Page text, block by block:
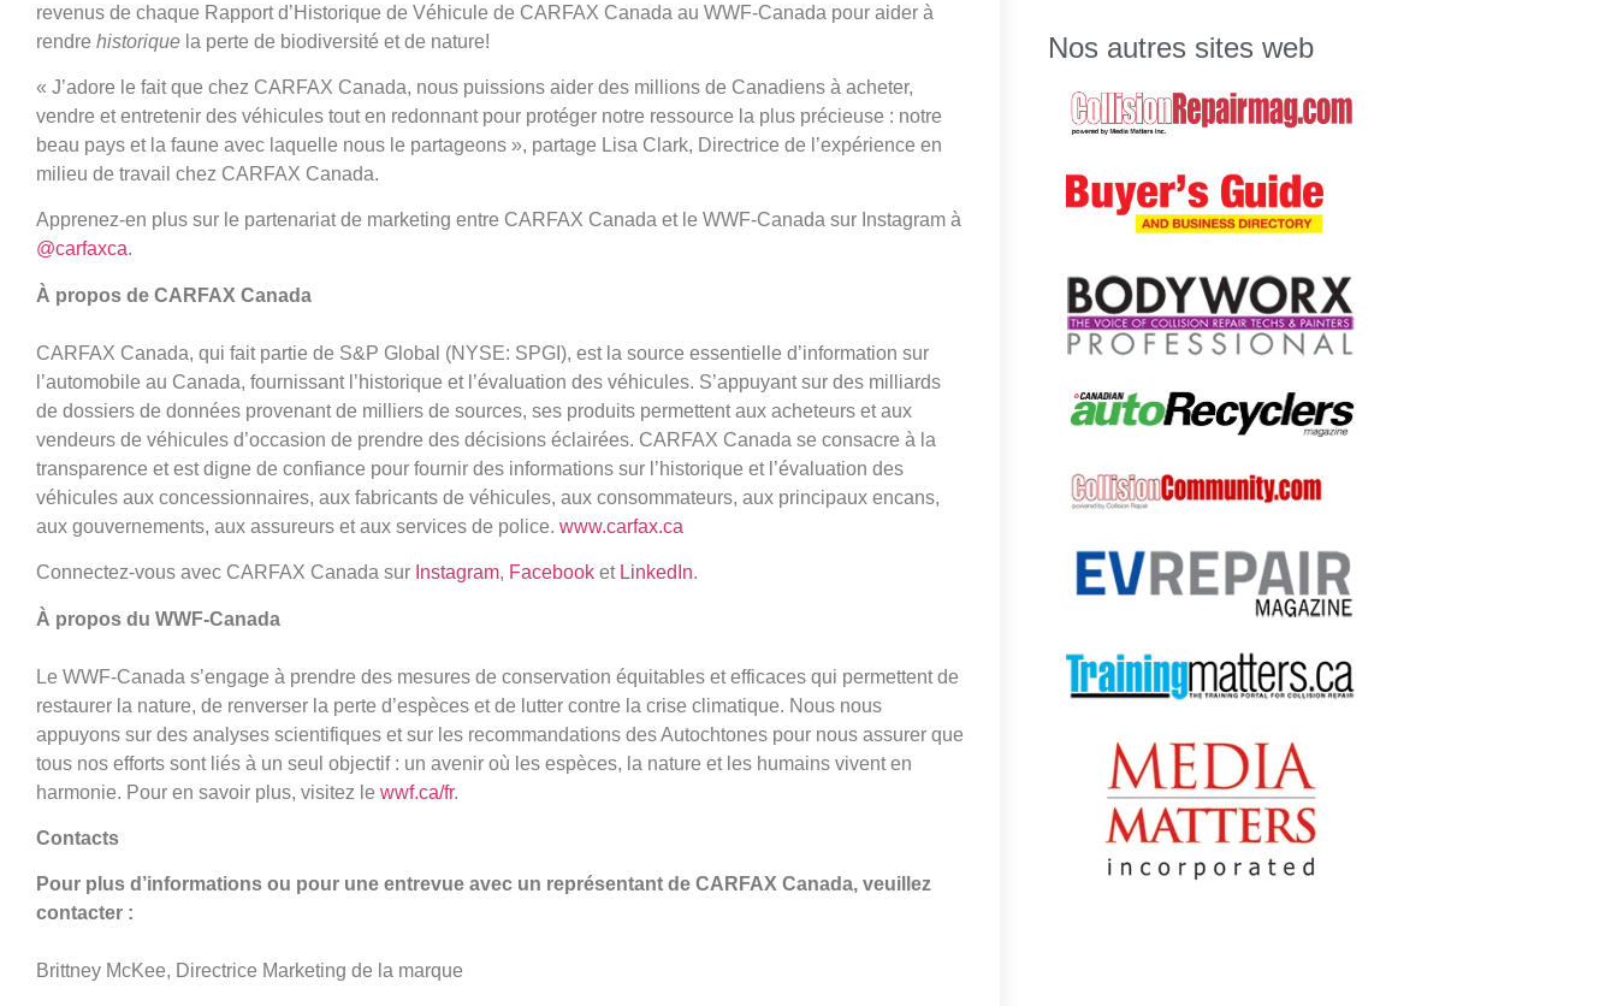
revenus de chaque Rapport d’Historique de Véhicule de CARFAX Canada au WWF-Canada pour aider à
rendre historique la perte de biodiversité et de nature!
« J’adore le fait que chez CARFAX Canada, nous puissions aider des millions de Canadiens à acheter,
vendre et entretenir des véhicules tout en redonnant pour protéger notre ressource la plus précieuse : notre
beau pays et la faune avec laquelle nous le partageons », partage Lisa Clark, Directrice de l’expérience en
milieu de travail chez CARFAX Canada.
Apprenez-en plus sur le partenariat de marketing entre CARFAX Canada et le WWF-Canada sur Instagram à
@carfaxca.
À propos de CARFAX Canada
CARFAX Canada, qui fait partie de S&P Global (NYSE: SPGI), est la source essentielle d’information sur
l’automobile au Canada, fournissant l’historique et l’évaluation des véhicules. S’appuyant sur des milliards
de dossiers de données provenant de milliers de sources, ses produits permettent aux acheteurs et aux
vendeurs de véhicules d’occasion de prendre des décisions éclairées. CARFAX Canada se consacre à la
transparence et est digne de confiance pour fournir des informations sur l’historique et l’évaluation des
véhicules aux concessionnaires, aux fabricants de véhicules, aux consommateurs, aux principaux encans,
aux gouvernements, aux assureurs et aux services de police. www.carfax.ca
Connectez-vous avec CARFAX Canada sur Instagram, Facebook et LinkedIn.
À propos du WWF-Canada
Le WWF-Canada s’engage à prendre des mesures de conservation équitables et efficaces qui permettent de
restaurer la nature, de renverser la perte d’espèces et de lutter contre la crise climatique. Nous nous
appuyons sur des analyses scientifiques et sur les recommandations des Autochtones pour nous assurer que
tous nos efforts sont liés à un seul objectif : un avenir où les espèces, la nature et les humains vivent en
harmonie. Pour en savoir plus, visitez le wwf.ca/fr.
Contacts
Pour plus d’informations ou pour une entrevue avec un représentant de CARFAX Canada, veuillez
contacter :
Brittney McKee, Directrice Marketing de la marque
Nos autres sites web